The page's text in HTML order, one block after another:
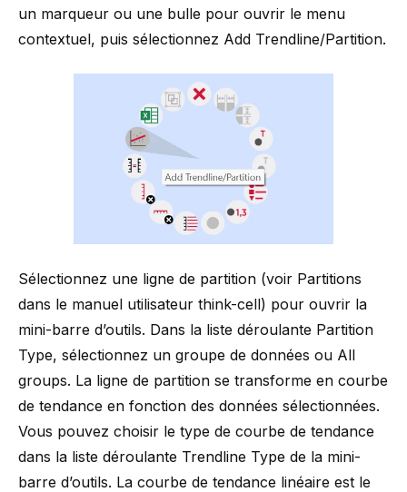
un marqueur ou une bulle pour ouvrir le menu
contextuel, puis sélectionnez Add Trendline/Partition.
Sélectionnez une ligne de partition (voir Partitions
dans le manuel utilisateur think-cell) pour ouvrir la
mini-barre d’outils. Dans la liste déroulante Partition
Type, sélectionnez un groupe de données ou All
groups. La ligne de partition se transforme en courbe
de tendance en fonction des données sélectionnées.
Vous pouvez choisir le type de courbe de tendance
dans la liste déroulante Trendline Type de la mini-
barre d’outils. La courbe de tendance linéaire est le